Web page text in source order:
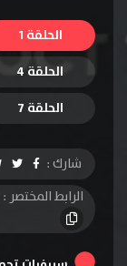
الحلقة 1
الحلقة 4
الحلقة 7
الحلقة 13
شارك :
الرابط المختصر :